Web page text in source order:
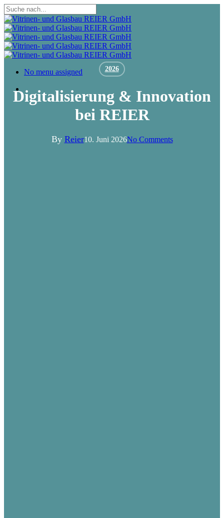
Skip
to
main
content
Close
Search
Menu
No menu assigned
Menu
2026
Digitalisierung & Innovation
bei REIER
By Reier10. Juni 2026No Comments